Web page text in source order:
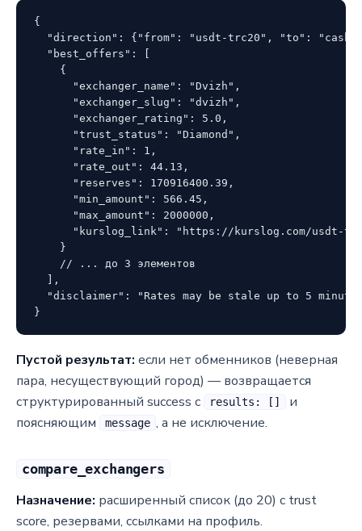
{
"direction": {"from": "usdt-trc20", "to":
  "best_offers": [
    {
      "exchanger_name": "Dvizh",
      "exchanger_slug": "dvizh",
      "exchanger_rating": 5.0,
      "trust_status": "Diamond",
      "rate_in": 1,
      "rate_out": 44.13,
      "reserves": 170916400.39,
      "min_amount": 566.45,
      "max_amount": 2000000,
"kurslog_link": "https://kurslog.com/usdt-
    }
    // ... до 3 элементов
  ],
"disclaimer": "Rates may be stale up to 5
}
Пустой результат: если нет обменников (неверная
пара, несуществующий город) — возвращается
структурированный success с
results: []
и
поясняющим
message , а не исключение.
compare_exchangers
Назначение: расширенный список (до 20) с trust
score, резервами, ссылками на профиль.